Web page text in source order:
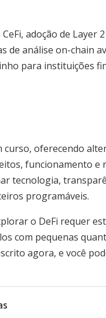
adoção de Layer
de análise on-chain
para instituições
oferecendo
funcionamento e
tecnologia,
programáveis.
o DeFi requer
com pequenas
agora, e você